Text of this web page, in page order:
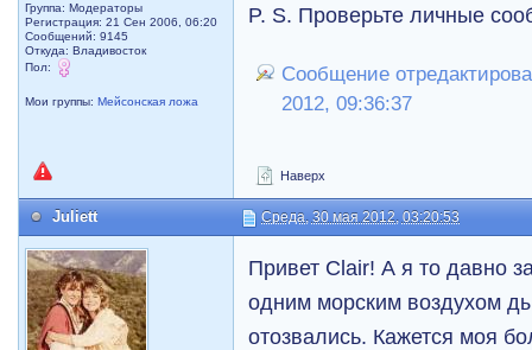
Группа: Модераторы
Регистрация: 21 Сен 2006, 06:20
Сообщений: 9145
Откуда: Владивосток
Пол:
Мои группы:Мейсонская ложа
P. S. Проверьте личные
Сообщение
2012, 09:36:37
Наверх
Juliett Среда, 30 мая 2012, 03:20:53
Привет Clair! А я то давно
одним морским воздухом
отозвались. Кажется моя